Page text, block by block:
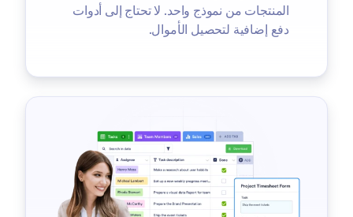
المنتجات من نموذج واحد. لا تحتاج إلى أدوات
دفع إضافية لتحصيل الأموال.